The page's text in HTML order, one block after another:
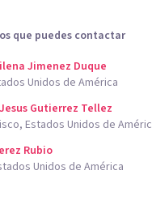
que puedes contactar
Jimenez Duque
Unidos de América
Gutierrez Tellez
Estados Unidos de
Rubio
Unidos de América